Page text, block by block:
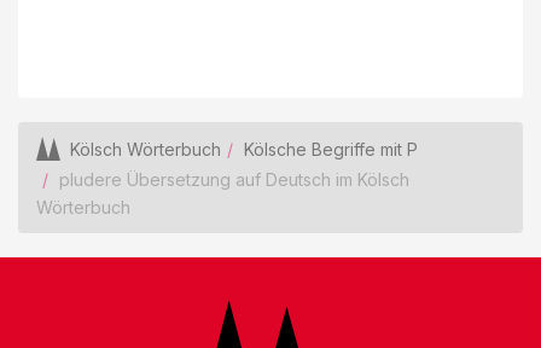
Kölsch Wörterbuch
Kölsche Begriffe mit P
pludere Übersetzung auf Deutsch im Kölsch
Wörterbuch